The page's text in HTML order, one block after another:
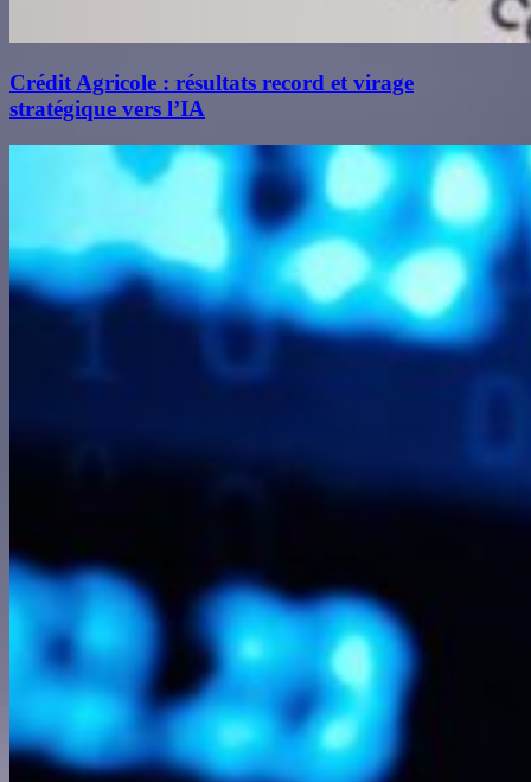
Crédit Agricole : résultats record et virage
stratégique vers l’IA